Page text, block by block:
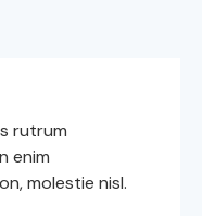
rutrum
enim
molestie nisl.